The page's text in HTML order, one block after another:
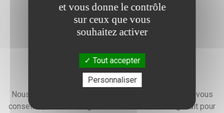
Devis gratuit
Nous faisons preuve d'une grande disponibilité pour vous
conseiller, vous renseigner et élaborer un devis gratuit pour
et vous donne le contrôle
sur ceux que vous
souhaitez activer
Tout accepter
Personnaliser